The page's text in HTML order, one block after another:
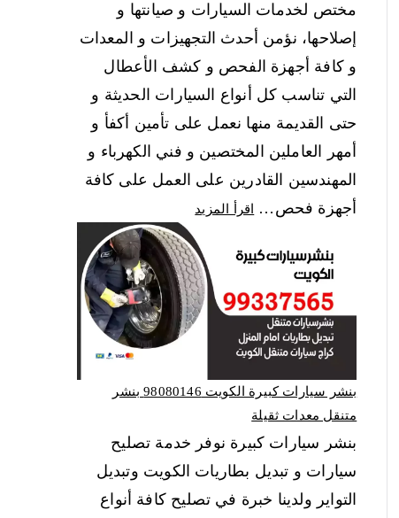
مختص لخدمات السيارات و صيانتها و
إصلاحها، نؤمن أحدث التجهيزات و المعدات
و كافة أجهزة الفحص و كشف الأعطال
التي تناسب كل أنواع السيارات الحديثة و
حتى القديمة منها نعمل على تأمين أكفأ و
أمهر العاملين المختصين و فني الكهرباء و
المهندسين القادرين على العمل على كافة
أجهزة فحص…
اقرأ المزيد
بنشر سيارات كبيرة الكويت 98080146‬ بنشر
متنقل معدات ثقيلة
بنشر سيارات كبيرة نوفر خدمة تصليح
سيارات و تبديل بطاريات الكويت وتبديل
التواير ولدينا خبرة في تصليح كافة أنواع